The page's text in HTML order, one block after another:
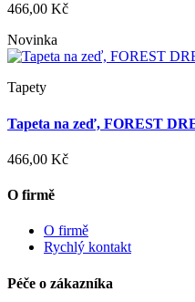
466,00 Kč
Novinka
Tapety
Tapeta na zeď, FOREST
466,00 Kč
O firmě
O firmě
Rychlý kontakt
Péče o zákazníka